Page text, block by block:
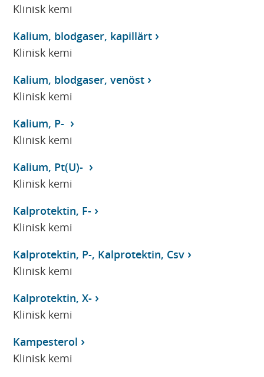
Klinisk kemi
Kalium, blodgaser, kapillärt
Klinisk kemi
Kalium, blodgaser, venöst
Klinisk kemi
Kalium, P-
Klinisk kemi
Kalium, Pt(U)-
Klinisk kemi
Kalprotektin, F-
Klinisk kemi
Kalprotektin, P-, Kalprotektin, Csv
Klinisk kemi
Kalprotektin, X-
Klinisk kemi
Kampesterol
Klinisk kemi